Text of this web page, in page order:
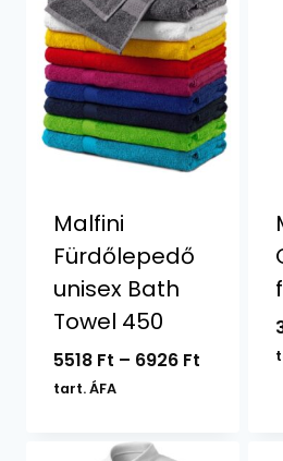
Malfini
Fürdőlepedő
unisex Bath
Towel 450
5518 Ft – 6926 Ft
tart. ÁFA